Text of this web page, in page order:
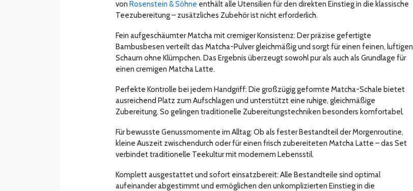
von Rosenstein & Söhne enthält alle Utensilien für den direkten Einstieg in die klassische
Teezubereitung – zusätzliches Zubehör ist nicht erforderlich.
Fein aufgeschäumter Matcha mit cremiger Konsistenz: Der präzise gefertigte
Bambusbesen verteilt das Matcha-Pulver gleichmäßig und sorgt für einen feinen, luftigen
Schaum ohne Klümpchen. Das Ergebnis überzeugt sowohl pur als auch als Grundlage für
einen cremigen Matcha Latte.
Perfekte Kontrolle bei jedem Handgriff: Die großzügig geformte Matcha-Schale bietet
ausreichend Platz zum Aufschlagen und unterstützt eine ruhige, gleichmäßige
Zubereitung. So gelingen traditionelle Zubereitungstechniken besonders komfortabel.
Für bewusste Genussmomente im Alltag: Ob als fester Bestandteil der Morgenroutine,
kleine Auszeit zwischendurch oder für einen frisch zubereiteten Matcha Latte – das Set
verbindet traditionelle Teekultur mit modernem Lebensstil.
Komplett ausgestattet und sofort einsatzbereit: Alle Bestandteile sind optimal
aufeinander abgestimmt und ermöglichen den unkomplizierten Einstieg in die